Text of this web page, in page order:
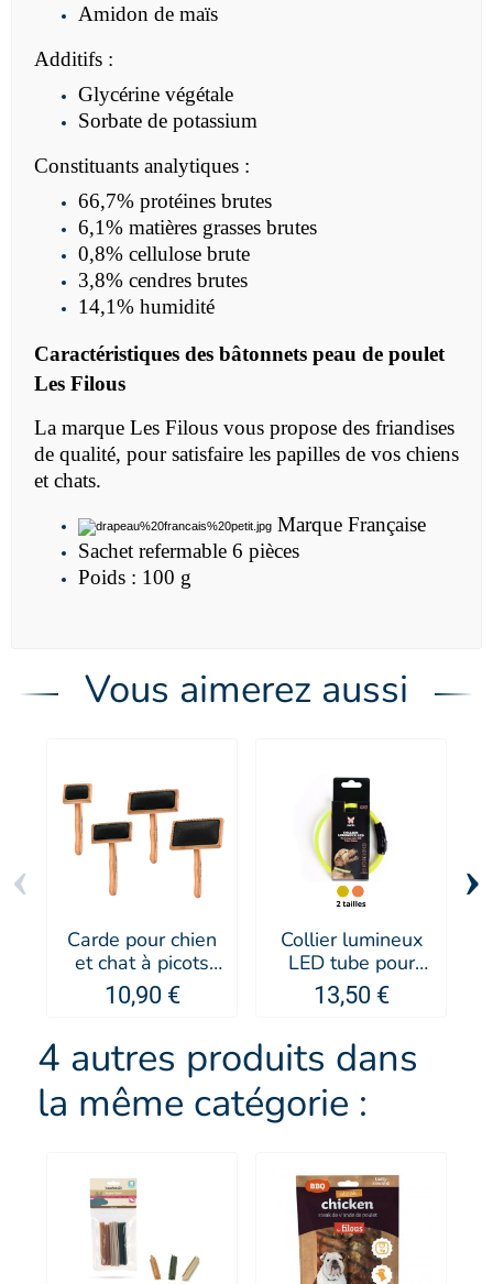
Amidon de maïs
Additifs :
Glycérine végétale
Sorbate de potassium
Constituants analytiques :
66,7% protéines brutes
6,1% matières grasses brutes
0,8% cellulose brute
3,8% cendres brutes
14,1% humidité
Caractéristiques des bâtonnets peau de poulet
Les Filous
La marque Les Filous vous propose des friandises
de qualité, pour satisfaire les papilles de vos chiens
et chats.
Marque Française
Sachet refermable 6 pièces
Poids : 100 g
Vous aimerez aussi
Carde pour chien
et chat à picots
protégés Romeo -
Artero
10,90 €
Collier lumineux
LED tube pour
chien et chat -
MARTIN SELLIER
13,50 €
‹ ›
4 autres produits dans
la même catégorie :